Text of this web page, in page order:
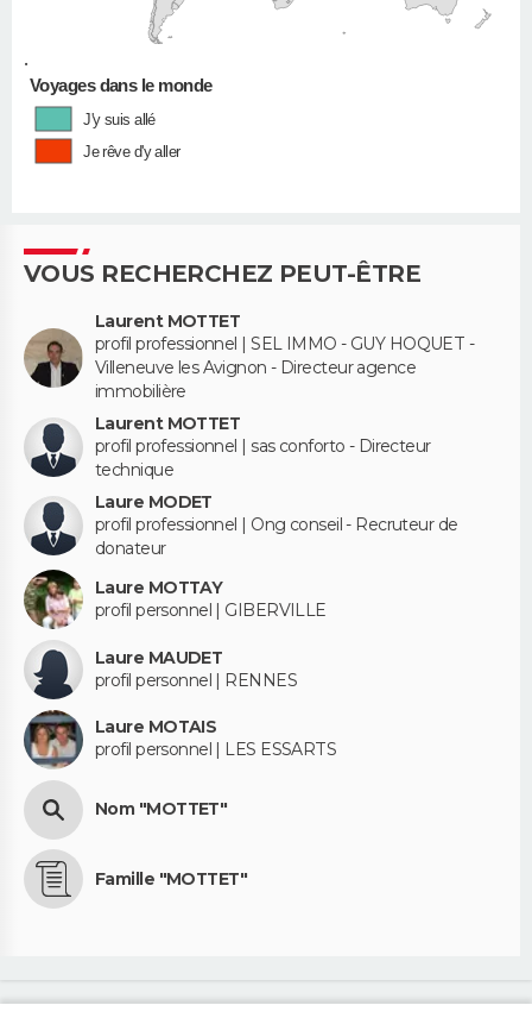
•
Voyages dans le monde
J'y suis allé
Je rêve d'y aller
VOUS RECHERCHEZ PEUT-ÊTRE
Laurent MOTTET
profil professionnel | SEL IMMO - GUY HOQUET -
Villeneuve les Avignon - Directeur agence
immobilière
Laurent MOTTET
profil professionnel | sas conforto - Directeur
technique
Laure MODET
profil professionnel | Ong conseil - Recruteur de
donateur
Laure MOTTAY
profil personnel | GIBERVILLE
Laure MAUDET
profil personnel | RENNES
Laure MOTAIS
profil personnel | LES ESSARTS
Nom "MOTTET"
Famille "MOTTET"